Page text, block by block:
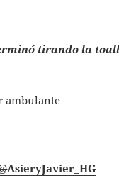
tirando la
ambulante
AsieryJavier_HG